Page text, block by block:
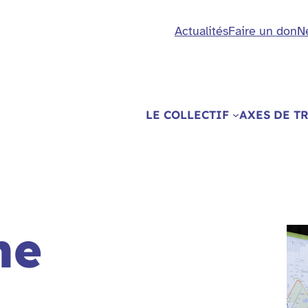
ActualitésFaire un don
LE COLLECTIF AXES DE